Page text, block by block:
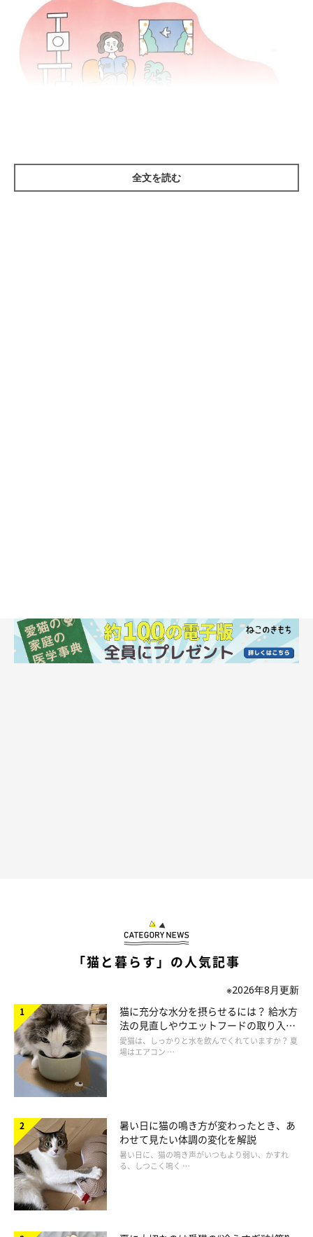
過剰なお世話は、飼い主さんの不在時の過ごし方に悪影響が。こ
の場合、「飼い主さんがいないと食べられない」となる危険があ
ります。また、不安から粗相や体調悪化につながる場合もありま
す。
全文を読む
「猫と暮らす」の人気記事
※2026年8月更新
猫に充分な水分を摂らせるには？ 給水方
法の見直しやウエットフードの取り入れ
方を解説
愛猫は、しっかりと水を飲んでくれていますか？ 夏
場はエアコン …
暑い日に猫の鳴き方が変わったとき、あ
わせて見たい体調の変化を解説
暑い日に、猫の鳴き声がいつもより弱い、かすれ
る、しつこく鳴く …